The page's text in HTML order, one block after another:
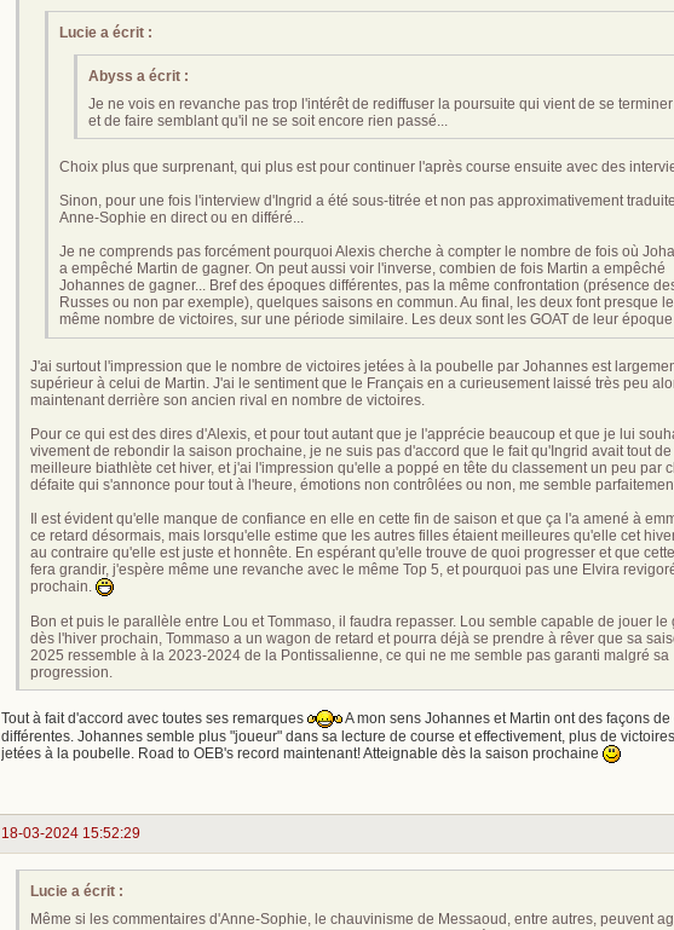
Lucie a écrit :
Abyss a écrit :
Je ne vois en revanche pas trop l'intérêt de rediffuser la poursuite qui vient de se terminer
et de faire semblant qu'il ne se soit encore rien passé...
Choix plus que surprenant, qui plus est pour continuer l'après course ensuite avec des
Sinon, pour une fois l'interview d'Ingrid a été sous-titrée et non pas approximativement
Anne-Sophie en direct ou en différé...
Je ne comprends pas forcément pourquoi Alexis cherche à compter le nombre de fois où
a empêché Martin de gagner. On peut aussi voir l'inverse, combien de fois Martin a empêché
Johannes de gagner... Bref des époques différentes, pas la même confrontation (présence
Russes ou non par exemple), quelques saisons en commun. Au final, les deux font presque le
même nombre de victoires, sur une période similaire. Les deux sont les GOAT de leur époque
J'ai surtout l'impression que le nombre de victoires jetées à la poubelle par Johannes est
supérieur à celui de Martin. J'ai le sentiment que le Français en a curieusement laissé très peu
maintenant derrière son ancien rival en nombre de victoires.
Pour ce qui est des dires d'Alexis, et pour tout autant que je l'apprécie beaucoup et que je lui
vivement de rebondir la saison prochaine, je ne suis pas d'accord que le fait qu'Ingrid avait tout
meilleure biathlète cet hiver, et j'ai l'impression qu'elle a poppé en tête du classement un peu par
défaite qui s'annonce pour tout à l'heure, émotions non contrôlées ou non, me semble
Il est évident qu'elle manque de confiance en elle en cette fin de saison et que ça l'a amené à
ce retard désormais, mais lorsqu'elle estime que les autres filles étaient meilleures qu'elle cet
au contraire qu'elle est juste et honnête. En espérant qu'elle trouve de quoi progresser et que
fera grandir, j'espère même une revanche avec le même Top 5, et pourquoi pas une Elvira
prochain.
Bon et puis le parallèle entre Lou et Tommaso, il faudra repasser. Lou semble capable de jouer le
dès l'hiver prochain, Tommaso a un wagon de retard et pourra déjà se prendre à rêver que sa
2025 ressemble à la 2023-2024 de la Pontissalienne, ce qui ne me semble pas garanti malgré sa
progression.
Tout à fait d'accord avec toutes ses remarques
A mon sens Johannes et Martin ont des façons
différentes. Johannes semble plus "joueur" dans sa lecture de course et effectivement, plus de
jetées à la poubelle. Road to OEB's record maintenant! Atteignable dès la saison prochaine
18-03-2024 15:52:29
Lucie a écrit :
Même si les commentaires d'Anne-Sophie, le chauvinisme de Messaoud, entre autres, peuvent